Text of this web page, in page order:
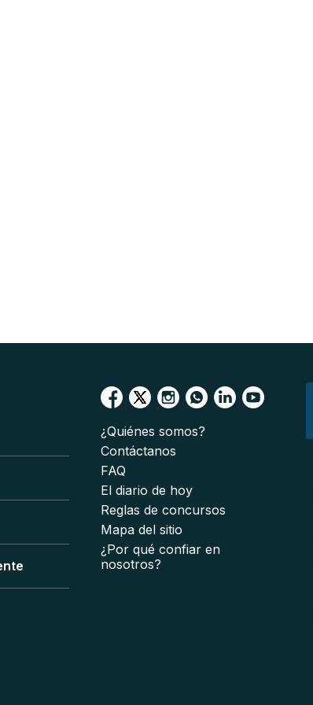
¿Quiénes somos?
Contáctanos
FAQ
El diario de hoy
Reglas de concursos
Mapa del sitio
¿Por qué confiar en
nosotros?